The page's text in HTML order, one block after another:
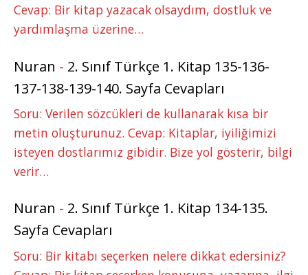
Cevap: Bir kitap yazacak olsaydım, dostluk ve
yardımlaşma üzerine…
Nuran - 2. Sınıf Türkçe 1. Kitap 135-136-
137-138-139-140. Sayfa Cevapları
Soru: Verilen sözcükleri de kullanarak kısa bir
metin oluşturunuz. Cevap: Kitaplar, iyiliğimizi
isteyen dostlarımız gibidir. Bize yol gösterir, bilgi
verir…
Nuran - 2. Sınıf Türkçe 1. Kitap 134-135.
Sayfa Cevapları
Soru: Bir kitabı seçerken nelere dikkat edersiniz?